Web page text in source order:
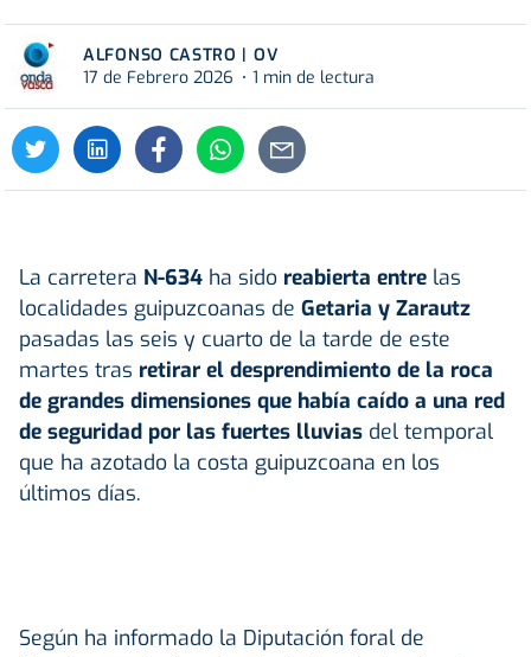
ALFONSO CASTRO | OV
17 de Febrero 2026
1 min de lectura
La carretera N-634 ha sido reabierta entre las
localidades guipuzcoanas de Getaria y Zarautz
pasadas las seis y cuarto de la tarde de este
martes tras retirar el desprendimiento de la roca
de grandes dimensiones que había caído a una red
de seguridad por las fuertes lluvias del temporal
que ha azotado la costa guipuzcoana en los
últimos días.
Según ha informado la Diputación foral de